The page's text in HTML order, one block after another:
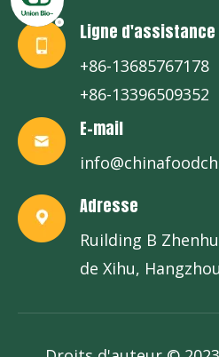
Ligne d'assistance
+86-13685767178
+86-13396509352
E-mail
Adresse
Ruilding B
de Xihu,